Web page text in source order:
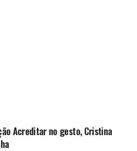
Acreditar no gesto, Cristina